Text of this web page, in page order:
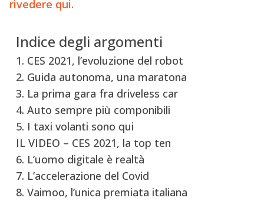
rivedere qui.
Indice degli argomenti
1. CES 2021, l’evoluzione del robot
2. Guida autonoma, una maratona
3. La prima gara fra driveless car
4. Auto sempre più componibili
5. I taxi volanti sono qui
IL VIDEO – CES 2021, la top ten
6. L’uomo digitale è realtà
7. L’accelerazione del Covid
8. Vaimoo, l’unica premiata italiana